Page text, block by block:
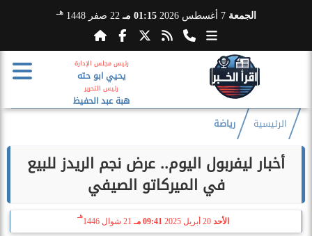
الجمعة 7 أغسطس 2026 01:15 مـ 22 صفر 1448 هـ
رئيس مجلس الإدارة
يحيي ابو حته
رئيس التحرير
هبة عبد الحفيظ
الرئيسية رياضة
أخبار ليفربول اليوم.. عرض نجم الريدز للبيع
في الميركاتو الصيفي
الأحد 09:41 مـ 21 شوال 1446
هـ